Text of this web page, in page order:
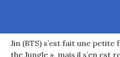
Jin (BTS) s’est fait une
the Jungle », mais il s’en est